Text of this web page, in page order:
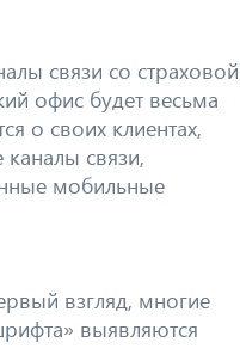
связи со страховой
офис будет весьма
о своих клиентах,
связи,
мобильные
взгляд, многие
выявляются